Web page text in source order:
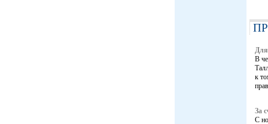
В
к
За
С